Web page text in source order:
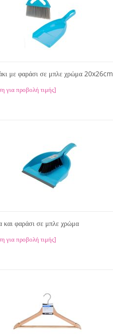
με φαράσι σε μπλε χρώμα 20x26cm
για προβολή τιμής]
και φαράσι σε μπλε χρώμα
για προβολή τιμής]